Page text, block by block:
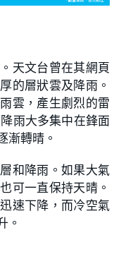
天文台曾在其網頁
的層狀雲及降雨。
雲，產生劇烈的雷
雨大多集中在鋒面
漸轉晴。
和降雨。如果大氣
可一直保持天晴。
速下降，而冷空氣
。